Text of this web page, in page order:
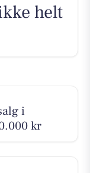
helt
i
kr